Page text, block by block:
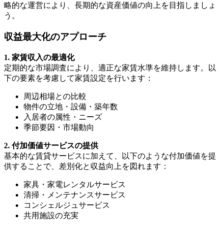
略的な運営により、長期的な資産価値の向上を目指しましょ
う。
収益最大化のアプローチ
1. 家賃収入の最適化
定期的な市場調査により、適正な家賃水準を維持します。以
下の要素を考慮して家賃設定を行います：
周辺相場との比較
物件の立地・設備・築年数
入居者の属性・ニーズ
季節要因・市場動向
2. 付加価値サービスの提供
基本的な賃貸サービスに加えて、以下のような付加価値を提
供することで、差別化と収益向上を図れます：
家具・家電レンタルサービス
清掃・メンテナンスサービス
コンシェルジュサービス
共用施設の充実